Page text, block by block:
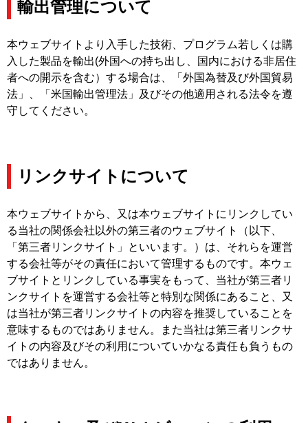
輸出管理について
本ウェブサイトより入手した技術、プログラム若しくは購
入した製品を輸出(外国への持ち出し、国内における非居住
者への開示を含む）する場合は、「外国為替及び外国貿易
法」、「米国輸出管理法」及びその他適用される法令を遵
守してください。
リンクサイトについて
本ウェブサイトから、又は本ウェブサイトにリンクしてい
る当社の関係会社以外の第三者のウェブサイト（以下、
「第三者リンクサイト」といいます。）は、それらを運営
する会社等がその責任において管理するものです。本ウェ
ブサイトとリンクしている事実をもって、当社が第三者リ
ンクサイトを運営する会社等と特別な関係にあること、又
は当社が第三者リンクサイトの内容を推奨していることを
意味するものではありません。また当社は第三者リンクサ
イトの内容及びその利用についていかなる責任も負うもの
ではありません。